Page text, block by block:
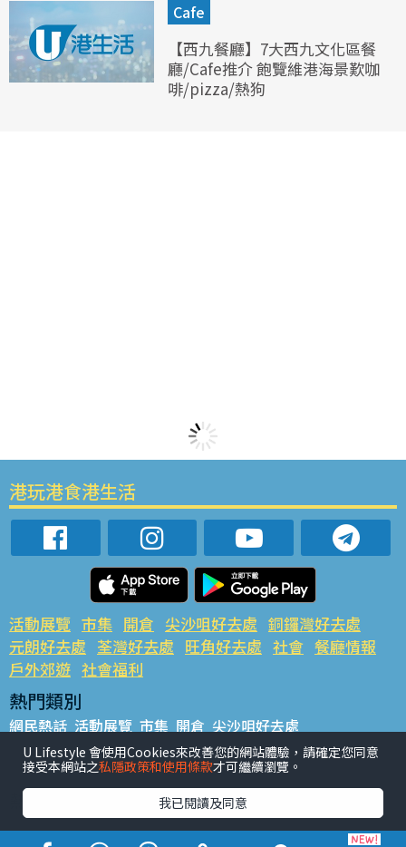
Cafe
【西九餐廳】7大西九文化區餐
廳/Cafe推介 飽覽維港海景歎咖
啡/pizza/熱狗
港玩港食港生活
活動展覽 市集 開倉 尖沙咀好去處 銅鑼灣好去處
元朗好去處 荃灣好去處 旺角好去處 社會 餐廳情報
戶外郊遊 社會福利
熱門類別
網民熱話 活動展覽 市集 開倉 尖沙咀好去處
銅鑼灣好去處 元朗好去處 荃灣好去處 旺角好去處 社會
餐廳情報 戶外郊遊
熱門標籤
#UGO搵好去處 #人氣活動推介 #美食社群熱話
U Lifestyle 會使用Cookies來改善您的網站體驗，請確定您同意
接受本網站之私隱政策和使用條款才可繼續瀏覽。
我已閱讀及同意